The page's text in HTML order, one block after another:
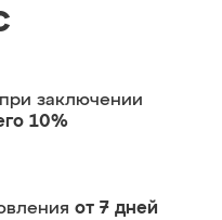
при заключении
10%
от 7 дней